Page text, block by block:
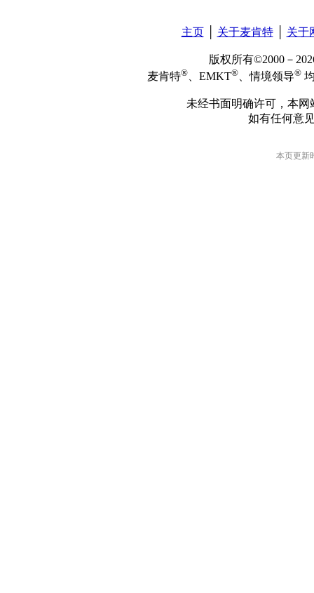
主页│ 关于麦肯特│ 关于
版权所有©2000－
麦肯特® 、EMKT® 、情境领导®
未经书面明确许可，本
如有任何意
本页更新